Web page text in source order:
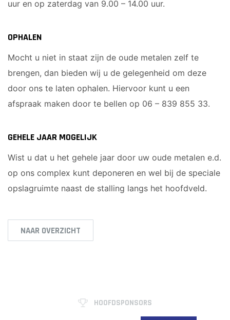
uur en op zaterdag van 9.00 – 14.00 uur.
OPHALEN
Mocht u niet in staat zijn de oude metalen zelf te
brengen, dan bieden wij u de gelegenheid om deze
door ons te laten ophalen. Hiervoor kunt u een
afspraak maken door te bellen op 06 – 839 855 33.
GEHELE JAAR MOGELIJK
Wist u dat u het gehele jaar door uw oude metalen e.d.
op ons complex kunt deponeren en wel bij de speciale
opslagruimte naast de stalling langs het hoofdveld.
NAAR OVERZICHT
HOOFDSPONSORS